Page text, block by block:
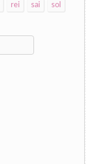
rei sai
sol